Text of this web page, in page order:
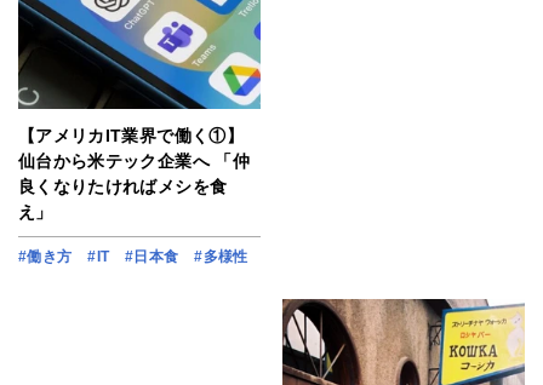
【アメリカIT業界で働く①】
仙台から米テック企業へ 「仲
良くなりたければメシを食
え」
#働き方 #IT #日本食 #多様性